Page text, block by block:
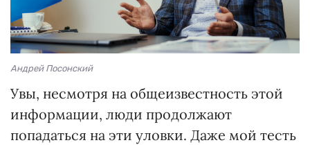
Андрей Посонский
Увы, несмотря на общеизвестность этой
информации, люди продолжают
попадаться на эти уловки. Даже мой тесть